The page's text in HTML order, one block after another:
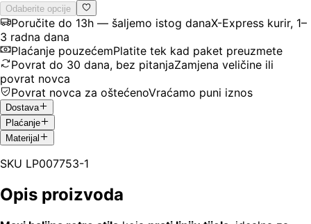
Odaberite opcije
Poručite do 13h — šaljemo istog danaX-Express kurir, 1–
3 radna dana
Plaćanje pouzećemPlatite tek kad paket preuzmete
Povrat do 30 dana, bez pitanjaZamjena veličine ili
povrat novca
Povrat novca za oštećenoVraćamo puni iznos
Dostava
Plaćanje
Materijal
SKU LP007753-1
Opis proizvoda